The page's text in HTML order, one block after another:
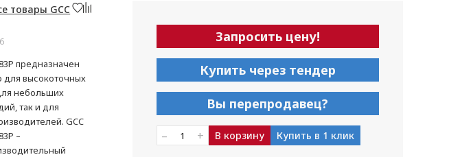
товары GCC
предназначен
для высокоточных
небольших
так и для
GCC
–
Запросить цену!
Купить через тендер
Вы перепродавец?
– + В корзину Купить в 1 клик